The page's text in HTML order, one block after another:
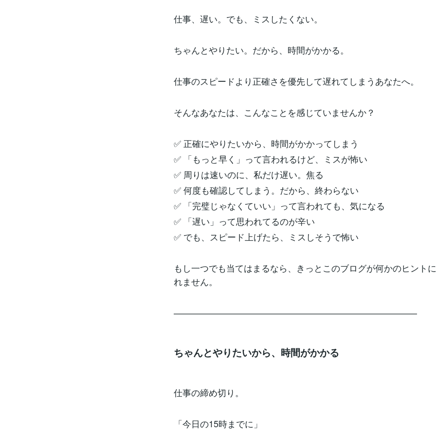
仕事、遅い。でも、ミスしたくない。
ちゃんとやりたい。だから、時間がかかる。
仕事のスピードより正確さを優先して遅れてしまうあなたへ。
そんなあなたは、こんなことを感じていませんか？
✅ 正確にやりたいから、時間がかかってしまう
✅ 「もっと早く」って言われるけど、ミスが怖い
✅ 周りは速いのに、私だけ遅い。焦る
✅ 何度も確認してしまう。だから、終わらない
✅ 「完璧じゃなくていい」って言われても、気になる
✅ 「遅い」って思われてるのが辛い
✅ でも、スピード上げたら、ミスしそうで怖い
もし一つでも当てはまるなら、きっとこのブログが何かのヒント
れません。
––––––––––––––––––––––––––––––––––––––––––––––––––
ちゃんとやりたいから、時間がかかる
仕事の締め切り。
「今日の15時までに」